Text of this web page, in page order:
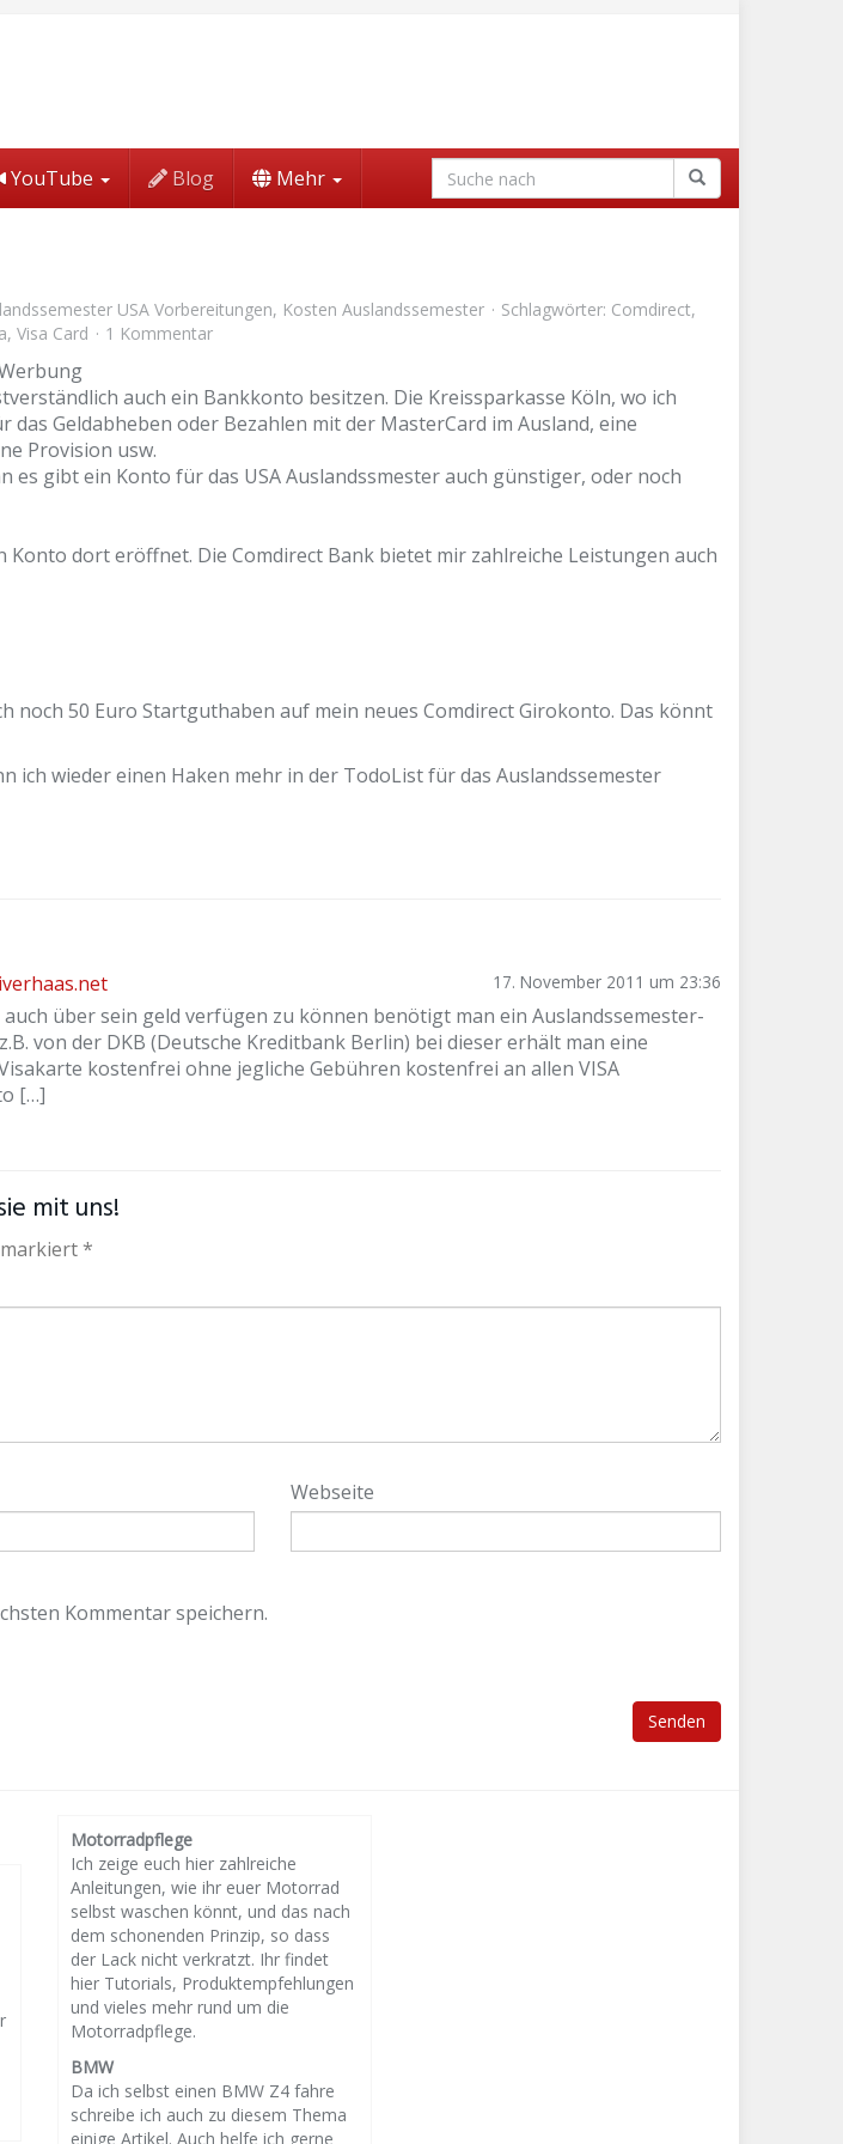
YouTube Blog Mehr
USA Vorbereitungen, Kosten Auslandssemester Schlagwörter: Comdirect,
, Visa Card 1 Kommentar
auch ein Bankkonto besitzen. Die Kreissparkasse Köln, wo ich
Geldabheben oder Bezahlen mit der MasterCard im Ausland, eine
Provision usw.
es gibt ein Konto für das USA Auslandssmester auch günstiger, oder noch
dort eröffnet. Die Comdirect Bank bietet mir zahlreiche Leistungen auch
50 Euro Startguthaben auf mein neues Comdirect Girokonto. Das könnt
wieder einen Haken mehr in der TodoList für das Auslandssemester
17. November 2011 um 23:36
über sein geld verfügen zu können benötigt man ein Auslandssemester-
von der DKB (Deutsche Kreditbank Berlin) bei dieser erhält man eine
kostenfrei ohne jegliche Gebühren kostenfrei an allen VISA
[…]
mit uns!
*
Webseite
Kommentar speichern.
Motorradpflege
Ich zeige euch hier zahlreiche
Anleitungen, wie ihr euer Motorrad
selbst waschen könnt, und das nach
dem schonenden Prinzip, so dass
der Lack nicht verkratzt. Ihr findet
hier Tutorials, Produktempfehlungen
und vieles mehr rund um die
Motorradpflege.
BMW
Da ich selbst einen BMW Z4 fahre
schreibe ich auch zu diesem Thema
einige Artikel. Auch helfe ich gerne